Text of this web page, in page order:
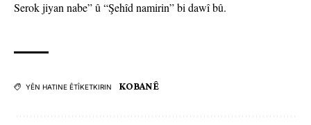
Serok jiyan nabe” û “Şehîd namirin” bi dawî bû.
YÊN HATINE ÊTÎKETKIRIN KOBANÊ